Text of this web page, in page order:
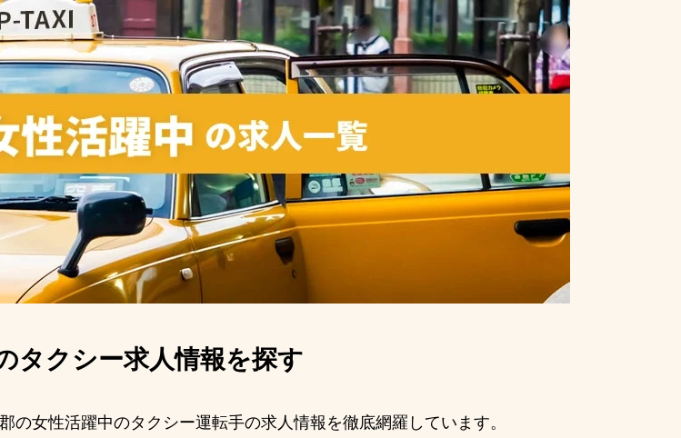
タクシー求人情報を探す
の女性活躍中のタクシー運転手の求人情報を徹底網羅しています。